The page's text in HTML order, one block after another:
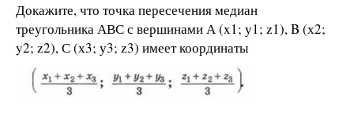
Докажите, что точка пересечения медиан
треугольника АВС с вершинами А (x1; у1; z1), B (х2;
y2; z2), С (х3; у3; z3) имеет координаты